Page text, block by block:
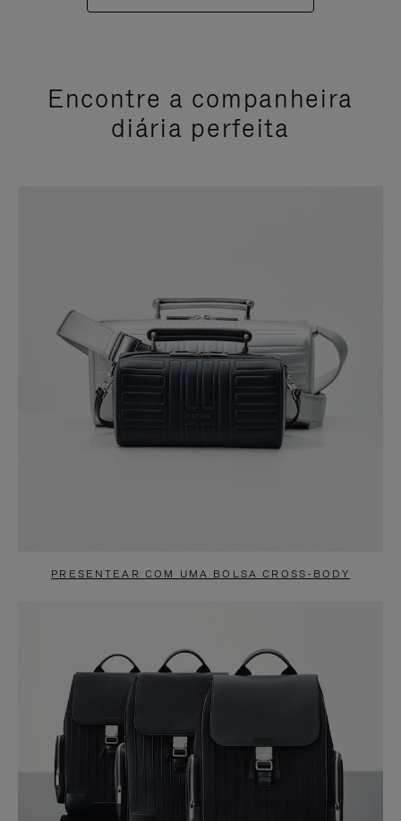
Encontre a companheira
diária perfeita
PRESENTEAR COM UMA BOLSA CROSS-BODY